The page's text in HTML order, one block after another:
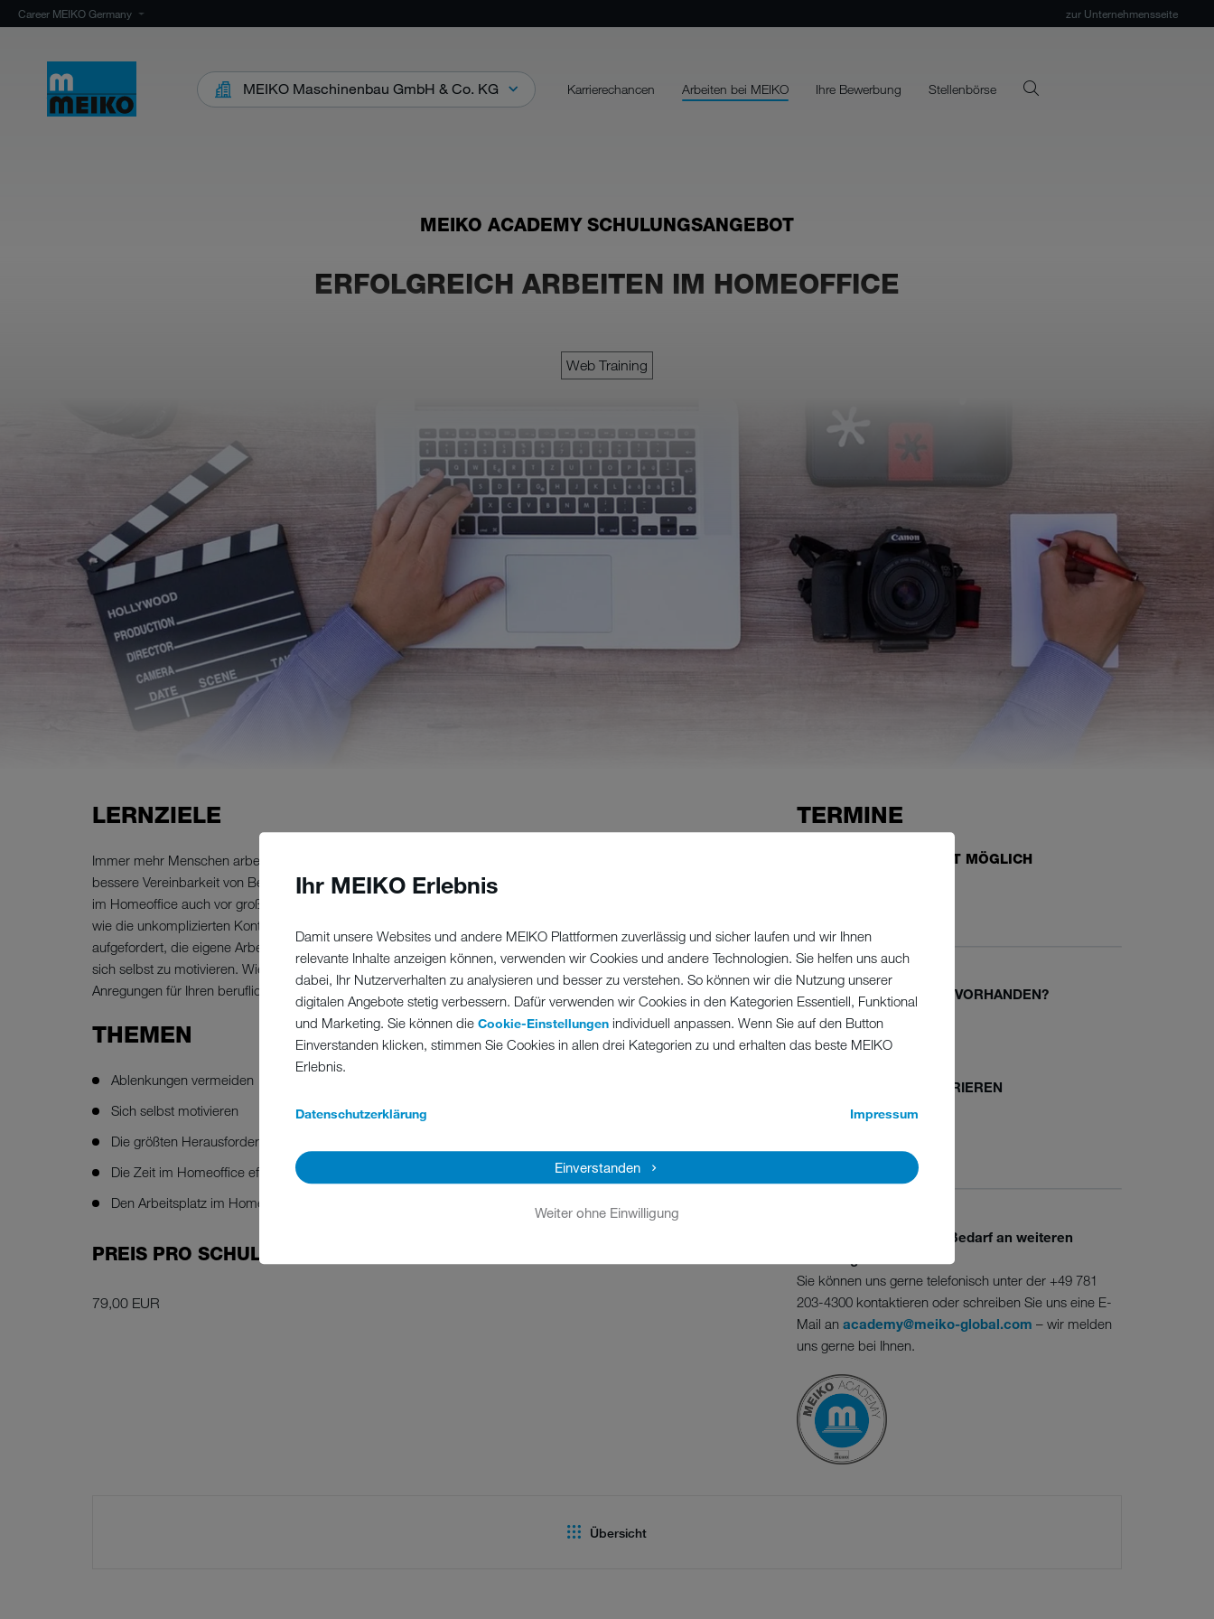
Ihr MEIKO Erlebnis
Damit unsere Websites und andere MEIKO Plattformen zuverlässig und sicher laufen und wir Ihnen
relevante Inhalte anzeigen können, verwenden wir Cookies und andere Technologien. Sie helfen uns auch
dabei, Ihr Nutzerverhalten zu analysieren und besser zu verstehen. So können wir die Nutzung unserer
digitalen Angebote stetig verbessern. Dafür verwenden wir Cookies in den Kategorien Essentiell, Funktional
und Marketing. Sie können die Cookie-Einstellungen individuell anpassen. Wenn Sie auf den Button
Einverstanden klicken, stimmen Sie Cookies in allen drei Kategorien zu und erhalten das beste MEIKO
Erlebnis.
Datenschutzerklärung Impressum
Einverstanden
Weiter ohne Einwilligung
Career MEIKO Germany zur Unternehmensseite
MEIKO Maschinenbau GmbH & Co. KG Karrierechancen Arbeiten bei MEIKO Ihre Bewerbung Stellenbörse
MEIKO ACADEMY SCHULUNGSANGEBOT
ERFOLGREICH ARBEITEN IM HOMEOFFICE
Web Training
LERNZIELE
Immer mehr Menschen arbeiten ganz oder teilweise im Homeoffice. Das bringt viele Vorteile mit sich, wie die
bessere Vereinbarkeit von Beruf und Familie, oder den Wegfall des Arbeitsweges. Gleichzeitig stehen Mitarbeitende
im Homeoffice auch vor großen Herausforderungen: viele der sonst vorgegebenen Strukturen fallen weg, genauso
wie die unkomplizierten Kontakte zu Kollegen und Kolleginnen. Die Eigenverantwortung steigt – jede:r ist
aufgefordert, die eigene Arbeitszeit zu strukturieren, den Arbeitsplatz zu gestalten, Ablenkungen zu vermeiden und
sich selbst zu motivieren. Wie das gelingen kann, erfahren Sie in diesem praxisnahen Training mit vielen Tipps und
Anregungen für Ihren beruflichen Alltag im Homeoffice.
THEMEN
Ablenkungen vermeiden
Sich selbst motivieren
Die größten Herausforderungen im Homeoffice kennen und bewältigen
Die Zeit im Homeoffice effektiv nutzen
Den Arbeitsplatz im Homeoffice richtig gestalten
PREIS PRO SCHULUNGSTEILNEHMER
79,00 EUR
TERMINE
TEILNAHME JEDERZEIT MÖGLICH
MEIKO-KONTO SCHON VORHANDEN?
Jetzt anmelden
MEIKO-KONTO REGISTRIEREN
Sie haben Fragen oder Bedarf an weiteren
Sie können uns gerne telefonisch unter der +49 781
203-4300 kontaktieren oder schreiben Sie uns eine E-
Mail an academy@meiko-global.com – wir melden
uns gerne bei Ihnen.
Übersicht